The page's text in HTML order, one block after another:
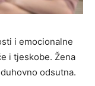
i emocionalne
i tjeskobe. Žena
odsutna.